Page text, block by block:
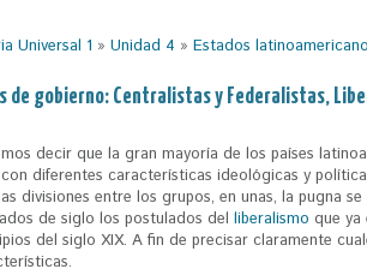
2
Historia
Universal 1 »Unidad 4 »Estados
de gobierno: Centralistas y Federalistas,
decir que la gran mayoría de los países
diferentes características ideológicas y
divisiones entre los grupos, en unas, la pugna
de siglo los postulados delliberalismo que ya
del siglo XIX. A fin de precisar claramente